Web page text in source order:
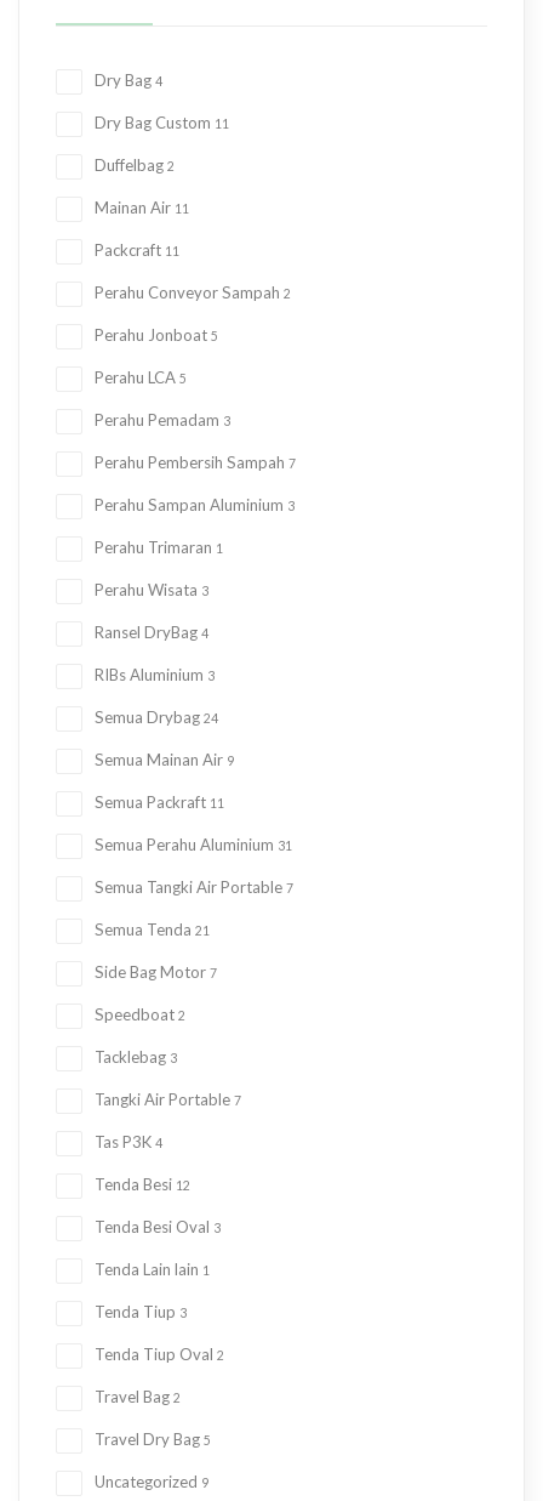
Dry Bag 4
Dry Bag Custom 11
Duffelbag 2
Mainan Air 11
Packcraft 11
Perahu Conveyor Sampah 2
Perahu Jonboat 5
Perahu LCA 5
Perahu Pemadam 3
Perahu Pembersih Sampah 7
Perahu Sampan Aluminium 3
Perahu Trimaran 1
Perahu Wisata 3
Ransel DryBag 4
RIBs Aluminium 3
Semua Drybag 24
Semua Mainan Air 9
Semua Packraft 11
Semua Perahu Aluminium 31
Semua Tangki Air Portable 7
Semua Tenda 21
Side Bag Motor 7
Speedboat 2
Tacklebag 3
Tangki Air Portable 7
Tas P3K 4
Tenda Besi 12
Tenda Besi Oval 3
Tenda Lain lain 1
Tenda Tiup 3
Tenda Tiup Oval 2
Travel Bag 2
Travel Dry Bag 5
Uncategorized 9